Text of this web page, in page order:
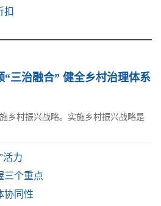
扣
“三治融合” 健全乡村治理体系
乡村振兴战略。实施乡村振兴战略是
活力
三个重点
协同性